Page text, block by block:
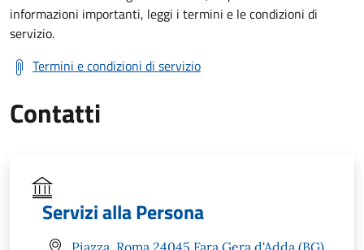
informazioni importanti, leggi i termini e le condizioni di
servizio.
Termini e condizioni di servizio
Contatti
Servizi alla Persona